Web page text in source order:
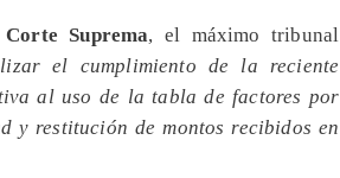
Corte Suprema, el máximo tribunal
el cumplimiento de la reciente
al uso de la tabla de factores por
y restitución de montos recibidos en